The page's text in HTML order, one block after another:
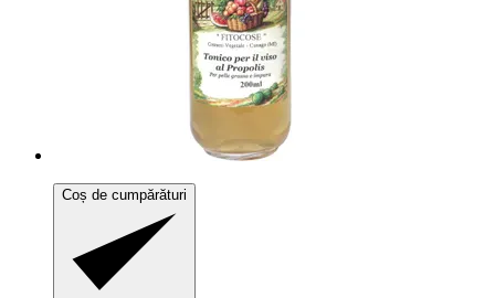
Coș de cumpărături